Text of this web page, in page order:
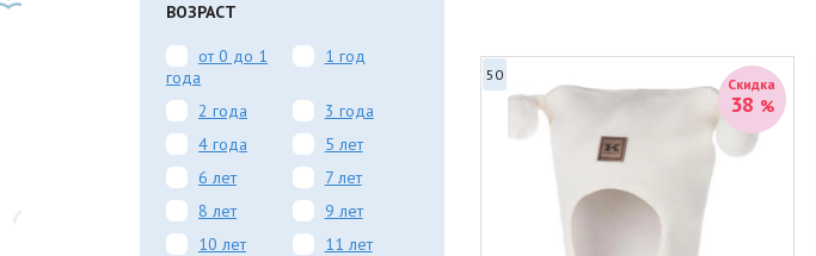
ВОЗРАСТ
от 0 до 1
года
1 год
2 года
3 года
4 года
5 лет
6 лет
7 лет
8 лет
9 лет
10 лет
11 лет
Скидка
38 %
50